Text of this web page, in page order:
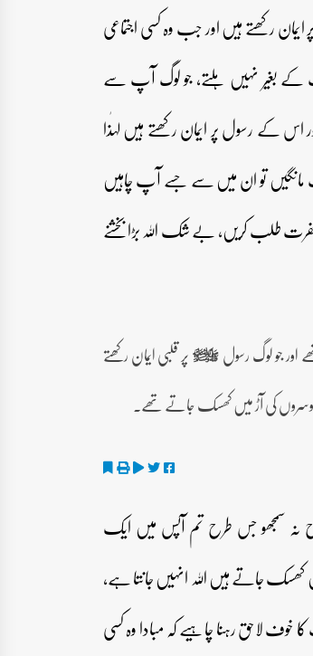
رکھتے ہیں اور جب وہ کسی اجتماعی
کے بغیر نہیں ہلتے، جو لوگ آپ سے
اس کے رسول پر ایمان رکھتے ہیں لہٰذا
تو ان میں سے جسے آپ چاہیں
طلب کریں، بے شک اللہ بڑا بخشنے
اور جو لوگ رسول صلى‌الله‌عليه‌وآله‌وسلم پر قلبی ایمان رکھتے
دوسروں کی آڑ میں کھسک جاتے تھے۔
نہ سمجھو جس طرح تم آپس میں ایک
جاتے ہیں اللہ انہیں جانتا ہے،
لاحق رہنا چاہیے کہ مبادا وہ کسی